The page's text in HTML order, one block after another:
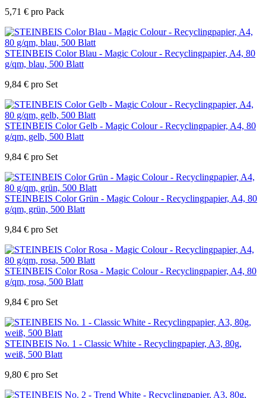
5,71 € pro Pack
STEINBEIS Color Blau - Magic Colour - Recyclingpapier, A4, 80
g/qm, blau, 500 Blatt
9,84 € pro Set
STEINBEIS Color Gelb - Magic Colour - Recyclingpapier, A4, 80
g/qm, gelb, 500 Blatt
9,84 € pro Set
STEINBEIS Color Grün - Magic Colour - Recyclingpapier, A4, 80
g/qm, grün, 500 Blatt
9,84 € pro Set
STEINBEIS Color Rosa - Magic Colour - Recyclingpapier, A4, 80
g/qm, rosa, 500 Blatt
9,84 € pro Set
STEINBEIS No. 1 - Classic White - Recyclingpapier, A3, 80g,
weiß, 500 Blatt
9,80 € pro Set